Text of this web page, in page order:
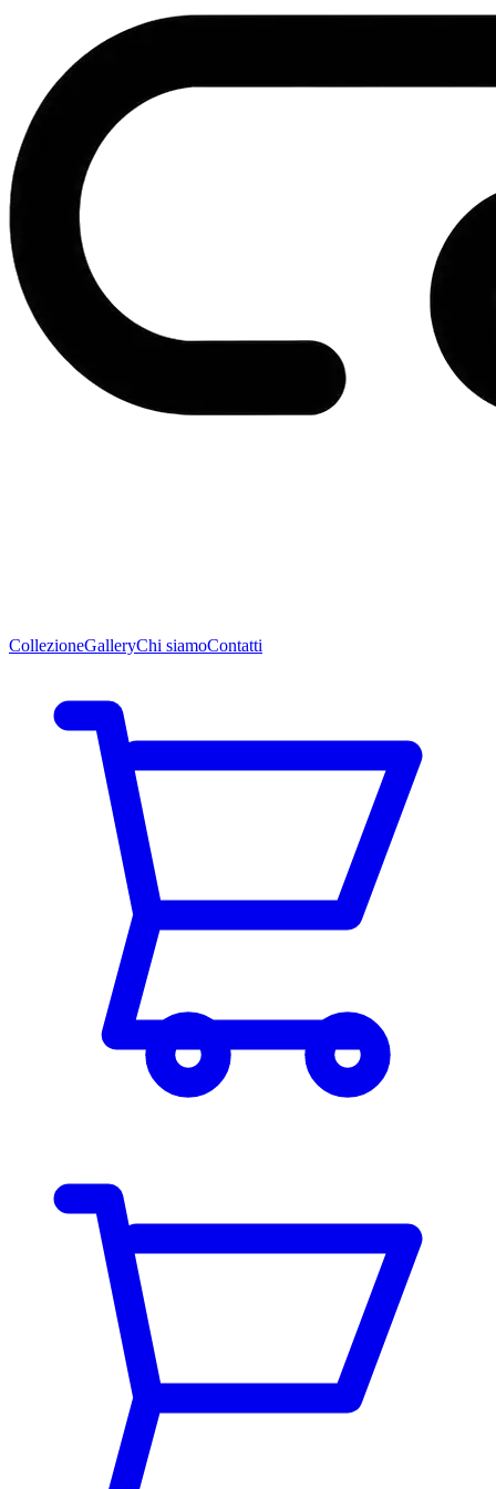
CollezioneGalleryChi siamoContatti